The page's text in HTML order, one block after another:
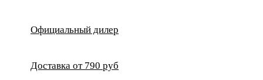
Официальный дилер
Доставка от 790 руб